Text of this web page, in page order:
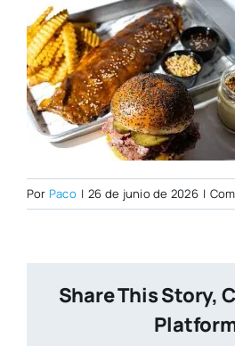
Por Paco | 26 de junio de 2026 |
Share This Story,